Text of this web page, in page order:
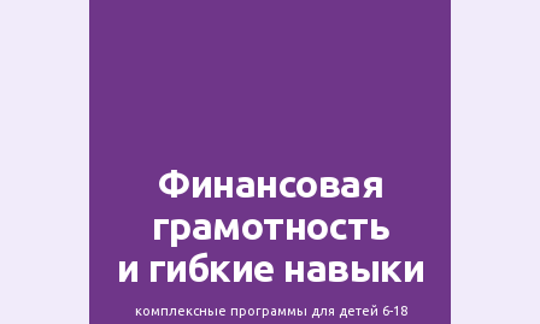
комплексные программы для детей 6-18
Финансовая
грамотность
и гибкие навыки